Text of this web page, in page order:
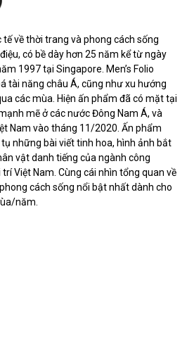
tế về thời trang và phong cách sống
có bề dày hơn 25 năm kể từ ngày
1997 tại Singapore. Men’s Folio
tài năng châu Á, cũng như xu hướng
các mùa. Hiện ấn phẩm đã có mặt tại
mẽ ở các nước Đông Nam Á, và
Nam vào tháng 11/2020. Ấn phẩm
tụ những bài viết tinh hoa, hình ảnh bắt
vật danh tiếng của ngành công
Việt Nam. Cùng cái nhìn tổng quan về
cách sống nổi bật nhất dành cho
năm.